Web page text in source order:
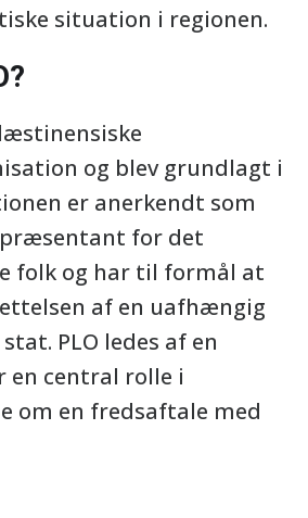
situation i regionen.
og blev grundlagt i
er anerkendt som
for det
folk og har til formål at
af en uafhængig
PLO ledes af en
en central rolle i
om en fredsaftale med